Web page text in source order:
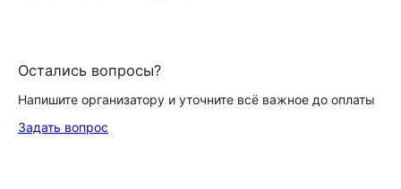
Остались вопросы?
Напишите организатору и уточните всё важное до оплаты
Задать вопрос